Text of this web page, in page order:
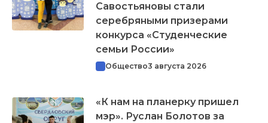
Савостьяновы стали
серебряными призерами
конкурса «Студенческие
семьи России»
Общество3 августа 2026
«К нам на планерку пришел
мэр». Руслан Болотов за